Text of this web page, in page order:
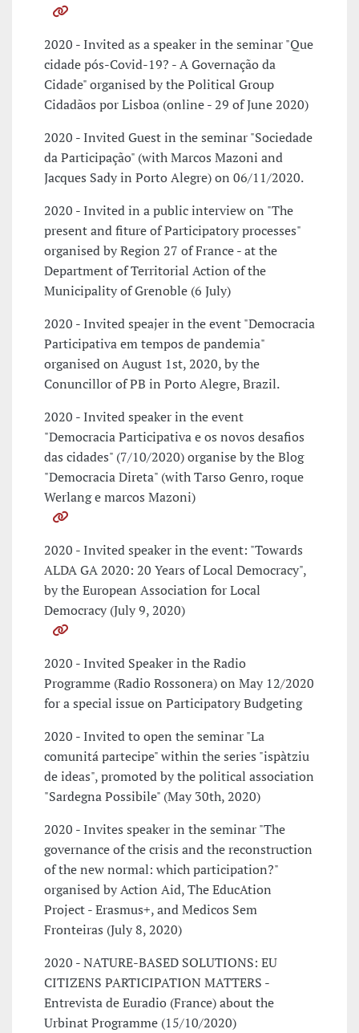
2020 - Invited as a speaker in the seminar "Que
cidade pós-Covid-19? - A Governação da
Cidade" organised by the Political Group
Cidadãos por Lisboa (online - 29 of June 2020)
2020 - Invited Guest in the seminar "Sociedade
da Participação" (with Marcos Mazoni and
Jacques Sady in Porto Alegre) on 06/11/2020.
2020 - Invited in a public interview on "The
present and fiture of Participatory processes"
organised by Region 27 of France - at the
Department of Territorial Action of the
Municipality of Grenoble (6 July)
2020 - Invited speajer in the event "Democracia
Participativa em tempos de pandemia"
organised on August 1st, 2020, by the
Conuncillor of PB in Porto Alegre, Brazil.
2020 - Invited speaker in the event
"Democracia Participativa e os novos desafios
das cidades" (7/10/2020) organise by the Blog
"Democracia Direta" (with Tarso Genro, roque
Werlang e marcos Mazoni)
2020 - Invited speaker in the event: "Towards
ALDA GA 2020: 20 Years of Local Democracy",
by the European Association for Local
Democracy (July 9, 2020)
2020 - Invited Speaker in the Radio
Programme (Radio Rossonera) on May 12/2020
for a special issue on Participatory Budgeting
2020 - Invited to open the seminar "La
comunitá partecipe" within the series "ispàtziu
de ideas", promoted by the political association
"Sardegna Possibile" (May 30th, 2020)
2020 - Invites speaker in the seminar "The
governance of the crisis and the reconstruction
of the new normal: which participation?"
organised by Action Aid, The EducAtion
Project - Erasmus+, and Medicos Sem
Fronteiras (July 8, 2020)
2020 - NATURE-BASED SOLUTIONS: EU
CITIZENS PARTICIPATION MATTERS -
Entrevista de Euradio (France) about the
Urbinat Programme (15/10/2020)